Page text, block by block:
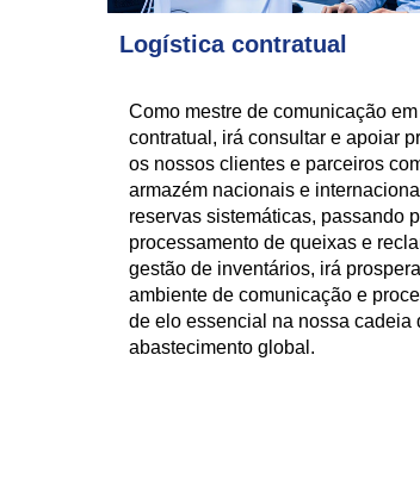
Logística contratual
Como mestre de comunicação
contratual, irá consultar e apoiar
os nossos clientes e parceiros
armazém nacionais e
reservas sistemáticas, passando
processamento de queixas e
gestão de inventários, irá
ambiente de comunicação e
de elo essencial na nossa cadeia
abastecimento global.